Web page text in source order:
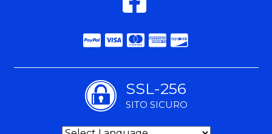
SSL-256
SITO SICURO